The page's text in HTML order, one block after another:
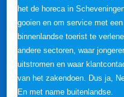
het de horeca in
gooien en om service met
binnenlandse toerist te
andere sectoren, waar
uitstromen en waar
van het zakendoen. Dus ja,
En met name buitenlandse.